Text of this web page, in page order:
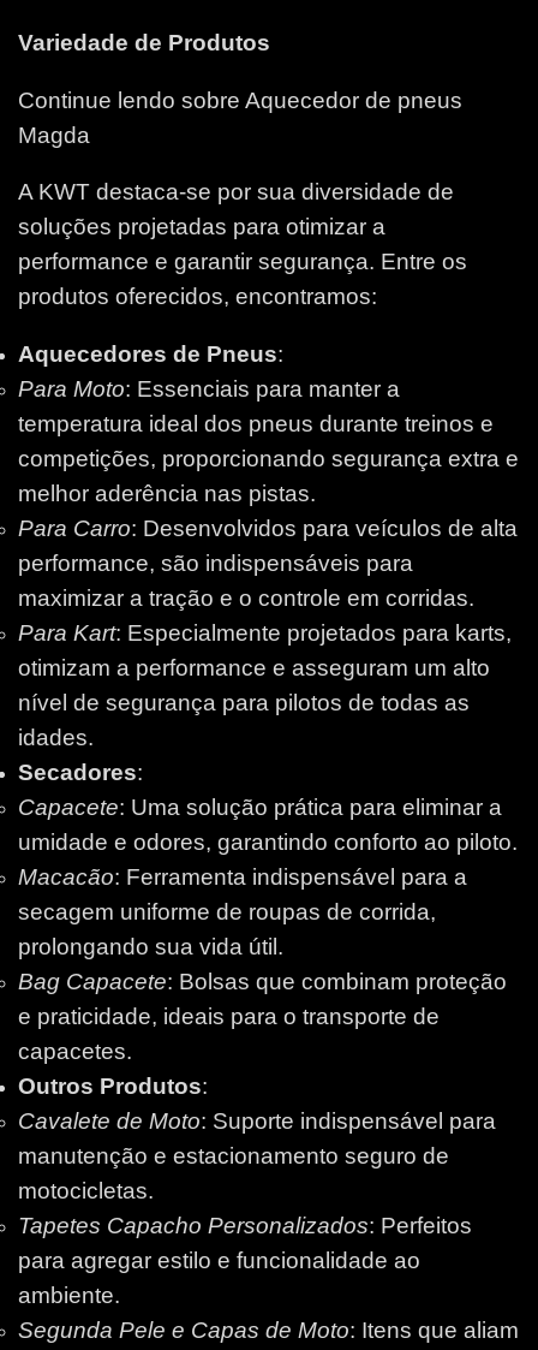
Variedade de Produtos
Continue lendo sobre Aquecedor de pneus
Magda
A KWT destaca-se por sua diversidade de
soluções projetadas para otimizar a
performance e garantir segurança. Entre os
produtos oferecidos, encontramos:
Aquecedores de Pneus:
Para Moto: Essenciais para manter a
temperatura ideal dos pneus durante treinos e
competições, proporcionando segurança extra e
melhor aderência nas pistas.
Para Carro: Desenvolvidos para veículos de alta
performance, são indispensáveis para
maximizar a tração e o controle em corridas.
Para Kart: Especialmente projetados para karts,
otimizam a performance e asseguram um alto
nível de segurança para pilotos de todas as
idades.
Secadores:
Capacete: Uma solução prática para eliminar a
umidade e odores, garantindo conforto ao piloto.
Macacão: Ferramenta indispensável para a
secagem uniforme de roupas de corrida,
prolongando sua vida útil.
Bag Capacete: Bolsas que combinam proteção
e praticidade, ideais para o transporte de
capacetes.
Outros Produtos:
Cavalete de Moto: Suporte indispensável para
manutenção e estacionamento seguro de
motocicletas.
Tapetes Capacho Personalizados: Perfeitos
para agregar estilo e funcionalidade ao
ambiente.
Segunda Pele e Capas de Moto: Itens que aliam